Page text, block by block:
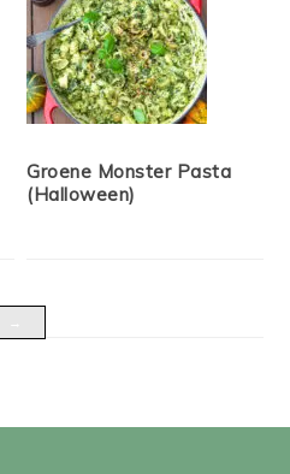
Groene Monster Pasta
(Halloween)